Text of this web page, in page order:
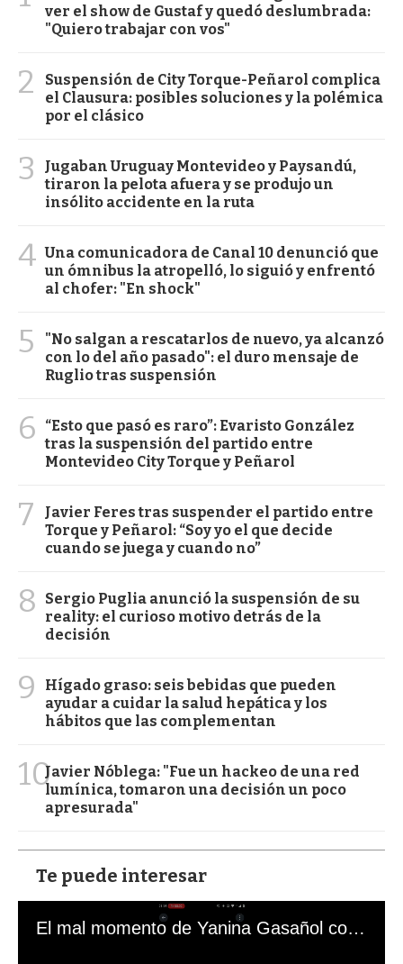
ver el show de Gustaf y quedó deslumbrada:
"Quiero trabajar con vos"
2
Suspensión de City Torque-Peñarol complica
el Clausura: posibles soluciones y la polémica
por el clásico
3
Jugaban Uruguay Montevideo y Paysandú,
tiraron la pelota afuera y se produjo un
insólito accidente en la ruta
4 Una comunicadora de Canal 10 denunció que
un ómnibus la atropelló, lo siguió y enfrentó
al chofer: "En shock"
5
"No salgan a rescatarlos de nuevo, ya alcanzó
con lo del año pasado": el duro mensaje de
Ruglio tras suspensión
6
“Esto que pasó es raro”: Evaristo González
tras la suspensión del partido entre
Montevideo City Torque y Peñarol
7
Javier Feres tras suspender el partido entre
Torque y Peñarol: “Soy yo el que decide
cuando se juega y cuando no”
8
Sergio Puglia anunció la suspensión de su
reality: el curioso motivo detrás de la
decisión
9
Hígado graso: seis bebidas que pueden
ayudar a cuidar la salud hepática y los
hábitos que las complementan
10Javier Nóblega: "Fue un hackeo de una red
lumínica, tomaron una decisión un poco
apresurada"
Te puede interesar
El mal momento de Yanina Gasañol con un hincha argentino en "Subrayado"